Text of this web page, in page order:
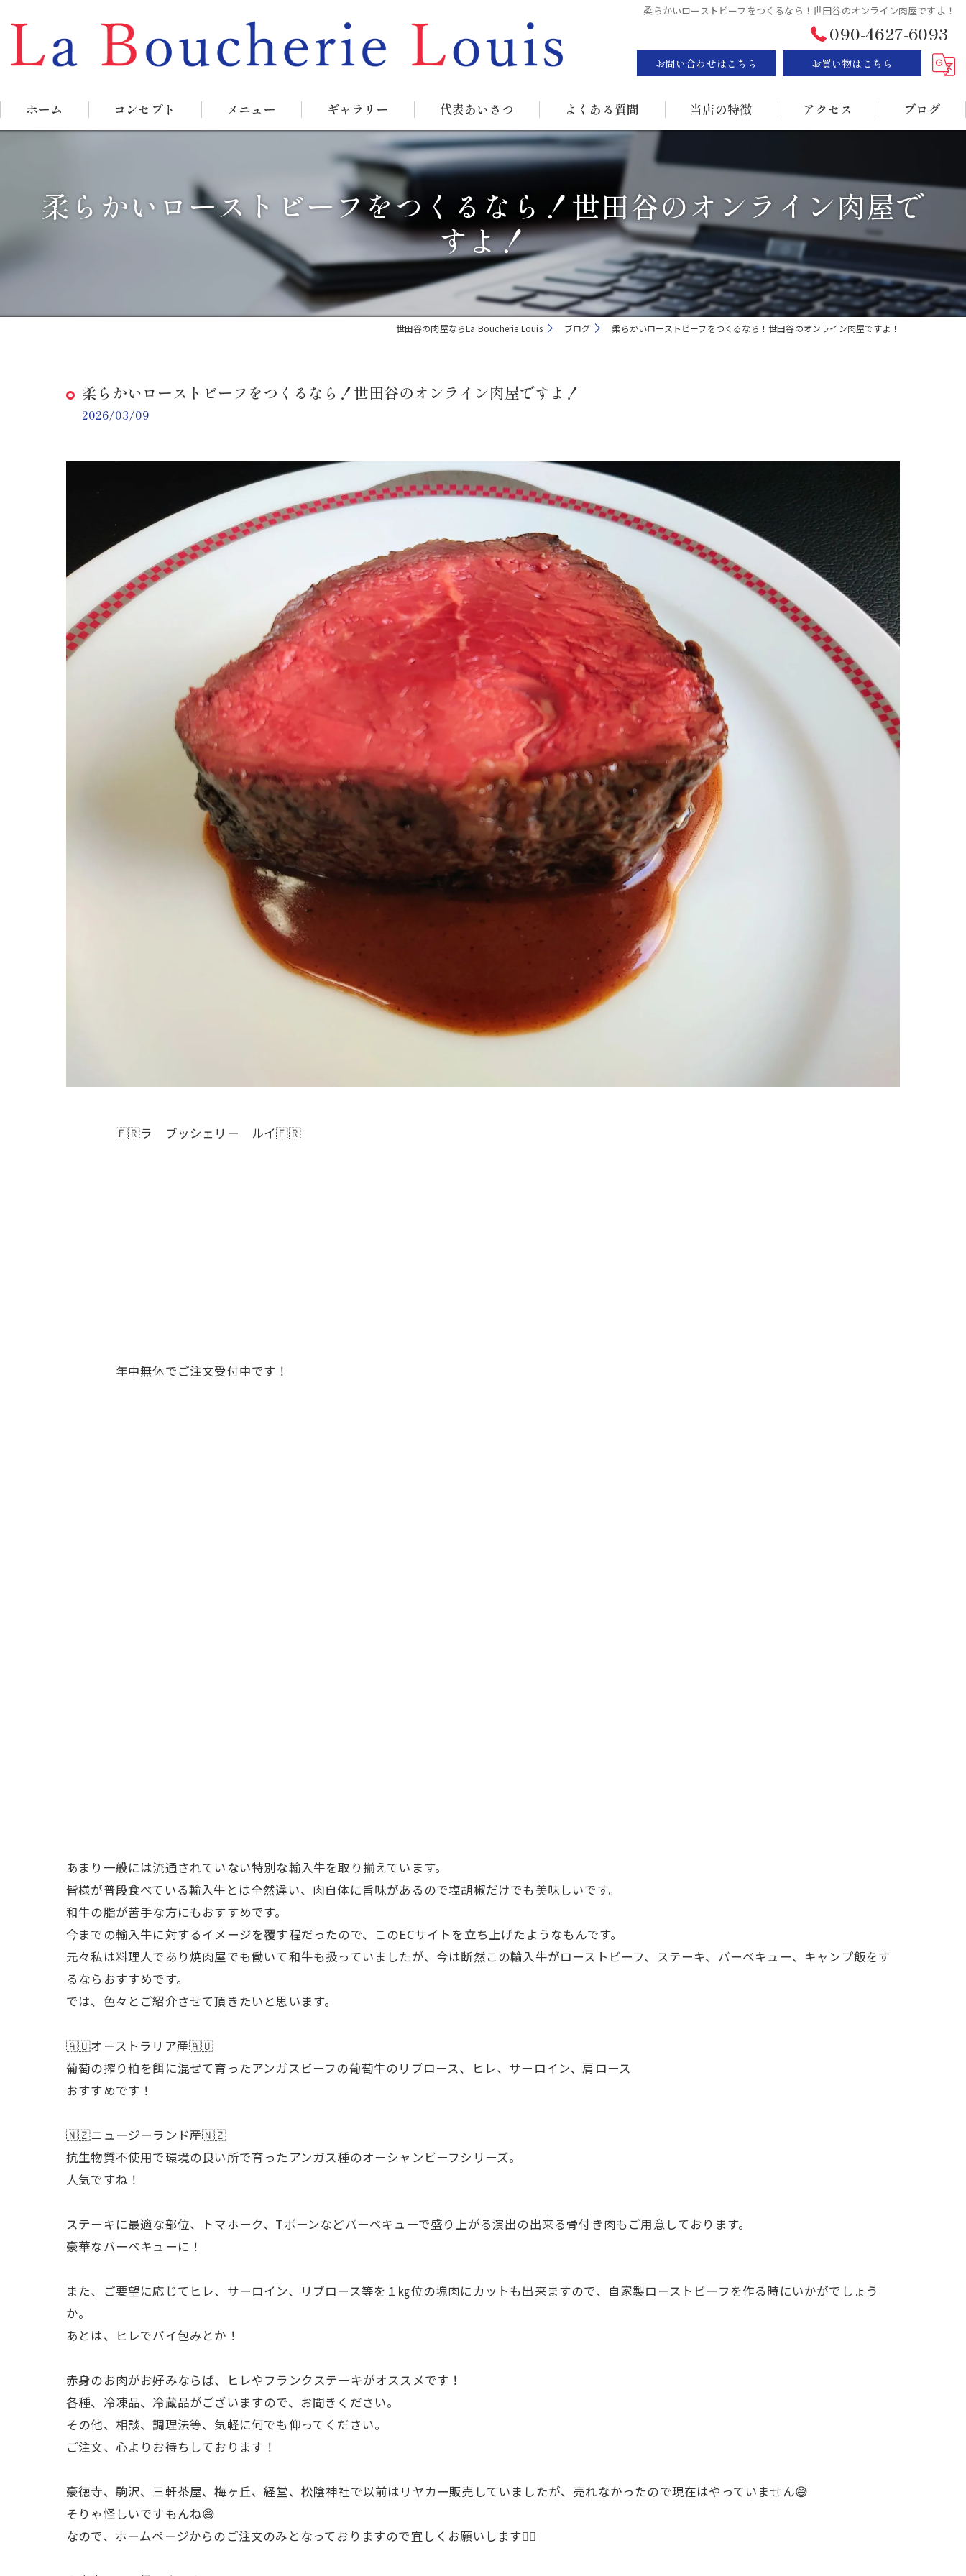
柔らかいローストビーフをつくるなら！世田谷のオンライン肉屋ですよ！
090-4627-6093
お問い合わせはこちら お買い物はこちら
ホーム コンセプト メニュー ギャラリー 代表あいさつ よくある質問 当店の特徴
ステーキ
BBQ
販売
持ち帰り
アクセス ブログ
柔らかいローストビーフをつくるなら！世田谷のオンライン肉屋で
すよ！
世田谷の肉屋ならLa Boucherie Louis ブログ 柔らかいローストビーフをつくるなら！世田谷のオンライン肉屋ですよ！
柔らかいローストビーフをつくるなら！世田谷のオンライン肉屋ですよ！
2026/03/09
🇫🇷ラ ブッシェリー ルイ🇫🇷
年中無休でご注文受付中です！
あまり一般には流通されていない特別な輸入牛を取り揃えています。
皆様が普段食べている輸入牛とは全然違い、肉自体に旨味があるので塩胡椒だけでも美味しいです。
和牛の脂が苦手な方にもおすすめです。
今までの輸入牛に対するイメージを覆す程だったので、このECサイトを立ち上げたようなもんです。
元々私は料理人であり焼肉屋でも働いて和牛も扱っていましたが、今は断然この輸入牛がローストビーフ、ステーキ、バーベキュー、キャンプ飯をす
るならおすすめです。
では、色々とご紹介させて頂きたいと思います。
🇦🇺オーストラリア産🇦🇺
葡萄の搾り粕を餌に混ぜて育ったアンガスビーフの葡萄牛のリブロース、ヒレ、サーロイン、肩ロース
おすすめです！
🇳🇿ニュージーランド産🇳🇿
抗生物質不使用で環境の良い所で育ったアンガス種のオーシャンビーフシリーズ。
人気ですね！
ステーキに最適な部位、トマホーク、Tボーンなどバーベキューで盛り上がる演出の出来る骨付き肉もご用意しております。
豪華なバーベキューに！
また、ご要望に応じてヒレ、サーロイン、リブロース等を１㎏位の塊肉にカットも出来ますので、自家製ローストビーフを作る時にいかがでしょう
か。
あとは、ヒレでパイ包みとか！
赤身のお肉がお好みならば、ヒレやフランクステーキがオススメです！
各種、冷凍品、冷蔵品がございますので、お聞きください。
その他、相談、調理法等、気軽に何でも仰ってください。
ご注文、心よりお待ちしております！
豪徳寺、駒沢、三軒茶屋、梅ヶ丘、経堂、松陰神社で以前はリヤカー販売していましたが、売れなかったので現在はやっていません😅
そりゃ怪しいですもんね😅
なので、ホームページからのご注文のみとなっておりますので宜しくお願いします🙇‍♂